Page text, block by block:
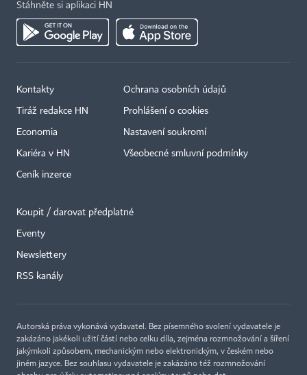
Stáhněte si aplikaci HN
Kontakty
Tiráž redakce HN
Economia
Kariéra v HN
Ceník inzerce
Ochrana osobních údajů
Prohlášení o cookies
Nastavení soukromí
Všeobecné smluvní podmínky
Koupit / darovat předplatné
Eventy
Newslettery
RSS kanály
Autorská práva vykonává vydavatel. Bez písemného svolení vydavatele je
zakázáno jakékoli užití částí nebo celku díla, zejména rozmnožování a šíření
jakýmkoli způsobem, mechanickým nebo elektronickým, v českém nebo
jiném jazyce. Bez souhlasu vydavatele je zakázáno též rozmnožování